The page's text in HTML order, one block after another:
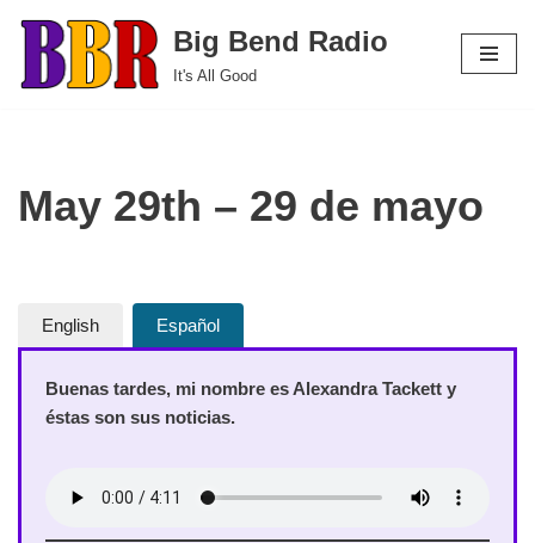
Skip
to
Big Bend Radio
It's All Good
May 29th – 29 de mayo
English Español
Buenas tardes, mi nombre es Alexandra Tackett y
éstas son sus noticias.